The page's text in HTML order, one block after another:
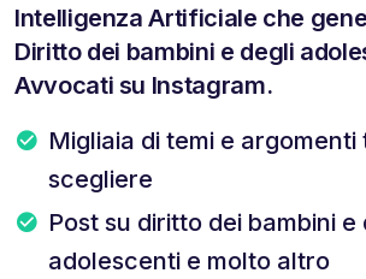
Intelligenza Artificiale che
Diritto dei bambini e degli
Avvocati su Instagram.
Migliaia di temi e argomenti
scegliere
Post su diritto dei bambini e
adolescenti e molto altro